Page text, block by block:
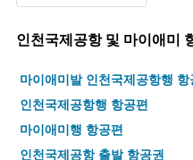
인천국제공항 및 마이애미
마이애미발 인천국제공항행 항
인천국제공항행 항공편
마이애미행 항공편
인천국제공항 출발 항공권